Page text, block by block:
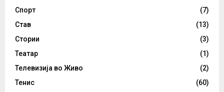
Спорт
(7)
Став
(13)
Стории
(3)
Театар
(1)
Телевизија во Живо
(2)
Тенис
(60)